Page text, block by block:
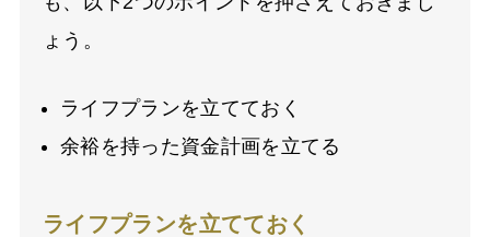
ょう。
ライフプランを立てておく
余裕を持った資金計画を立てる
ライフプランを立てておく